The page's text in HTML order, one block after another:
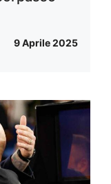
9 Aprile 2025